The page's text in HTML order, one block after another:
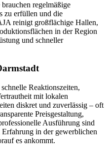
regelmäßige
zu erfüllen und die
reinigt großflächige Hallen,
in der Region
und schneller
Reaktionszeiten,
mit lokalen
diskret und zuverlässig – oft
Preisgestaltung,
Ausführung sind
in der gewerblichen
es ankommt.